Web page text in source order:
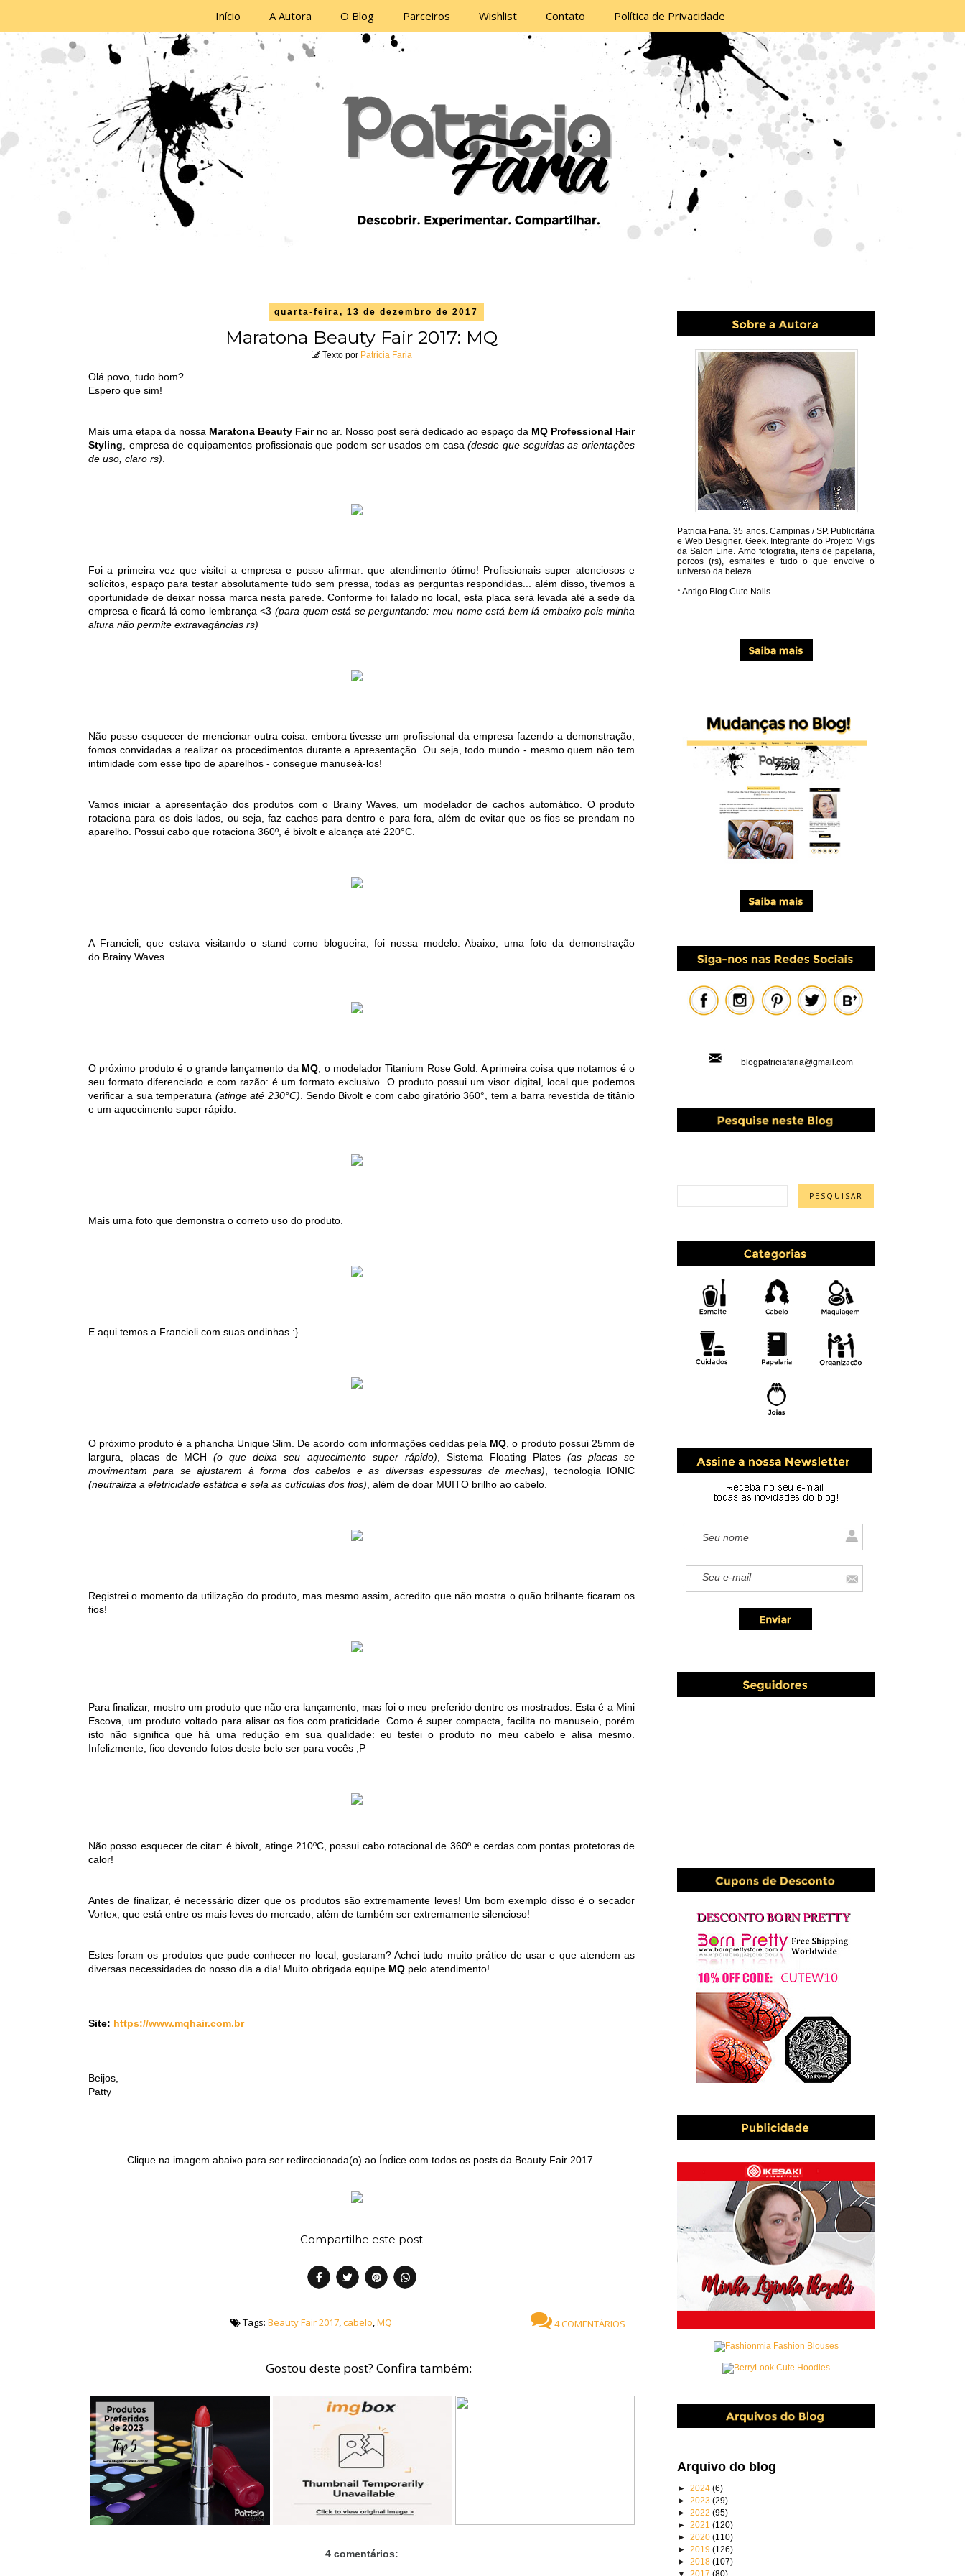
Início A Autora O Blog Parceiros Wishlist Contato Política de Privacidade
quarta-feira, 13 de dezembro de 2017
Maratona Beauty Fair 2017: MQ
Texto por Patricia Faria
Olá povo, tudo bom?
Espero que sim!
Mais uma etapa da nossa Maratona Beauty Fairno ar. Nosso post será dedicado ao espaço da MQ Professional Hair
Styling , empresa de equipamentos profissionais que podem ser usados em casa(desde que seguidas as orientações
de uso, claro rs)
Foi a primeira vez que visitei a empresa e posso afirmar: que atendimento ótimo! Profissionais super atenciosos e
solícitos, espaço para testar absolutamente tudo sem pressa, todas as perguntas respondidas... além disso, tivemos a
oportunidade de deixar nossa marca nesta parede. Conforme foi falado no local, esta placa será levada até a sede da
empresa e ficará lá como lembrança <3(para quem está se perguntando: meu nome está bem lá embaixo pois minha
altura não permite extravagâncias rs)
Não posso esquecer de mencionar outra coisa: embora tivesse um profissional da empresa fazendo a demonstração,
fomos convidadas a realizar os procedimentos durante a apresentação. Ou seja, todo mundo - mesmo quem não tem
intimidade com esse tipo de aparelhos - consegue manuseá-los!
Vamos iniciar a apresentação dos produtos com o Brainy Waves, um modelador de cachos automático. O produto
rotaciona para os dois lados, ou seja, faz cachos para dentro e para fora, além de evitar que os fios se prendam no
aparelho. Possui cabo que rotaciona 360º, é bivolt e alcança até 220°C.
A Francieli, que estava visitando o stand como blogueira, foi nossa modelo. Abaixo, uma foto da demonstração
do Brainy Waves.
O próximo produto é o grande lançamento da MQ , o modelador Titanium Rose Gold. A primeira coisa que notamos é o
seu formato diferenciado e com razão: é um formato exclusivo. O produto possui um visor digital, local que podemos
verificar a sua temperatura (atinge até 230°C) . Sendo Bivolt e com cabo giratório 360°, tem a barra revestida de titânio
e um aquecimento super rápido.
Mais uma foto que demonstra o correto uso do produto.
E aqui temos a Francieli com suas ondinhas :}
O próximo produto é a phancha Unique Slim. De acordo com informações cedidas pela MQ , o produto possui 25mm de
largura, placas de MCH(o que deixa seu aquecimento super rápido) , Sistema Floating Plates (as placas se
movimentam para se ajustarem à forma dos cabelos e as diversas espessuras de mechas) , tecnologia IONIC
(neutraliza a eletricidade estática e sela as cutículas dos fios) , além de doar MUITO brilho ao cabelo.
Registrei o momento da utilização do produto, mas mesmo assim, acredito que não mostra o quão brilhante ficaram os
fios!
Para finalizar, mostro um produto que não era lançamento, mas foi o meu preferido dentre os mostrados. Esta é a Mini
Escova, um produto voltado para alisar os fios com praticidade. Como é super compacta, facilita no manuseio, porém
isto não significa que há uma redução em sua qualidade: eu testei o produto no meu cabelo e alisa mesmo.
Infelizmente, fico devendo fotos deste belo ser para vocês ;P
Não posso esquecer de citar: é bivolt, atinge 210ºC, possui cabo rotacional de 360º e cerdas com pontas protetoras de
calor!
Antes de finalizar, é necessário dizer que os produtos são extremamente leves! Um bom exemplo disso é o secador
Vortex, que está entre os mais leves do mercado, além de também ser extremamente silencioso!
Estes foram os produtos que pude conhecer no local, gostaram? Achei tudo muito prático de usar e que atendem as
diversas necessidades do nosso dia a dia! Muito obrigada equipe MQ pelo atendimento!
Site: https://www.mqhair.com.br
Beijos,
Patty
Clique na imagem abaixo para ser redirecionada(o) ao Índice com todos os posts da Beauty Fair 2017.
Compartilhe este post
4 COMENTÁRIOS
Tags: Beauty Fair 2017,cabelo,MQ
Gostou deste post? Confira também:
4 comentários:
Patricia Faria.35 anos. Campinas / SP. Publicitária
e Web Designer. Geek. Integrante do Projeto Migs
da Salon Line. Amo fotografia, itens de papelaria,
porcos (rs), esmaltes e tudo o que envolve o
universo da beleza.
* Antigo Blog Cute Nails.
blogpatriciafaria@gmail.com
Arquivo do blog
►2024(6)
►2023(29)
►2022(95)
►2021(120)
►2020(110)
►2019(126)
►2018(107)